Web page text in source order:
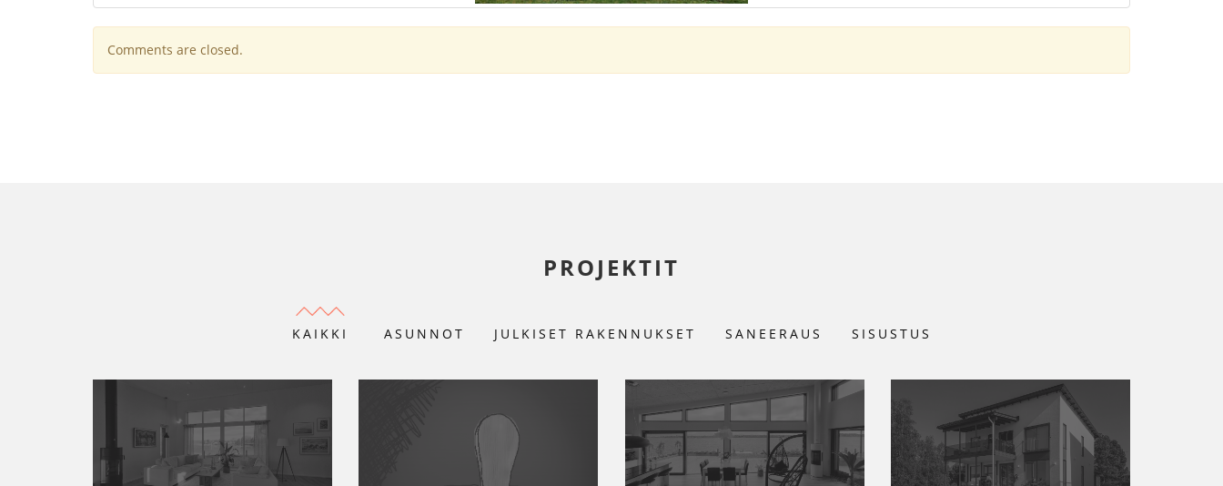
Comments are closed.
PROJEKTIT
KAIKKI ASUNNOT JULKISET RAKENNUKSET SANEERAUS SISUSTUS